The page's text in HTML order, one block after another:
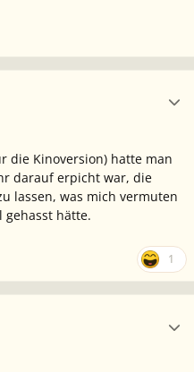
die Kinoversion) hatte man
darauf erpicht war, die
lassen, was mich vermuten
gehasst hätte.
1